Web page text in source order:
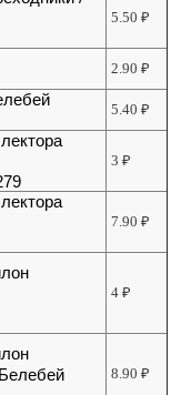
5.50₽
2.90₽
5.40₽
3₽
7.90₽
4₽
8.90₽